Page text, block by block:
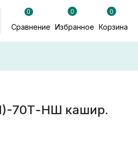
0
Сравнение
0
Избранное
0
Корзина
70Т-НШ кашир.